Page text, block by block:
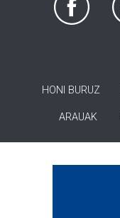
HONI BURUZ
ARAUAK